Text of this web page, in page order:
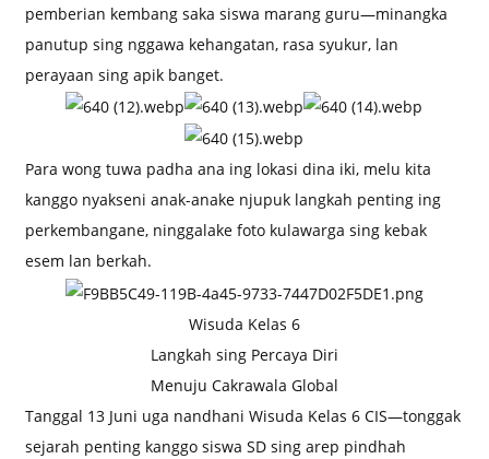
pemberian kembang saka siswa marang guru—minangka
panutup sing nggawa kehangatan, rasa syukur, lan
perayaan sing apik banget.
Para wong tuwa padha ana ing lokasi dina iki, melu kita
kanggo nyakseni anak-anake njupuk langkah penting ing
perkembangane, ninggalake foto kulawarga sing kebak
esem lan berkah.
Wisuda Kelas 6
Langkah sing Percaya Diri
Menuju Cakrawala Global
Tanggal 13 Juni uga nandhani Wisuda Kelas 6 CIS—tonggak
sejarah penting kanggo siswa SD sing arep pindhah